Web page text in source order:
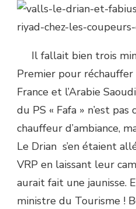
Il fallait bien trois
Premier pour
France et l’Arabie
du PS « Fafa » n’est
chauffeur d’ambiance,
Le Drian s’en étaient
VRP en laissant leur
aurait fait une jaunisse.
ministre du Tourisme !